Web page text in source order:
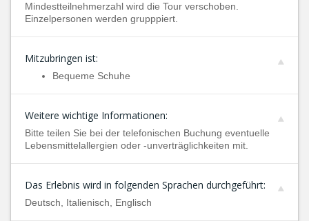
Mindestteilnehmerzahl wird die Tour verschoben.
Einzelpersonen werden grupppiert.
Mitzubringen ist:
Bequeme Schuhe
Weitere wichtige Informationen:
Bitte teilen Sie bei der telefonischen Buchung eventuelle
Lebensmittelallergien oder -unverträglichkeiten mit.
Das Erlebnis wird in folgenden Sprachen durchgeführt:
Deutsch, Italienisch, Englisch